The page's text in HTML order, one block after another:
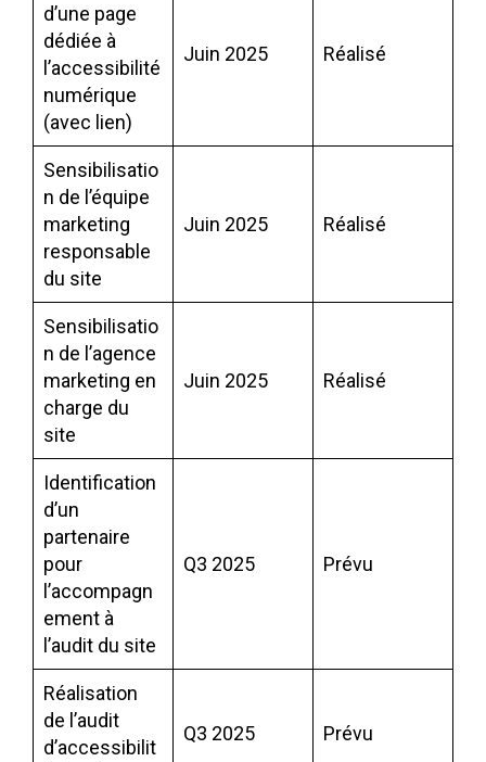
d’une page
dédiée à
l’accessibilité
numérique
(avec lien)
Juin 2025 Réalisé
Sensibilisatio
n de l’équipe
marketing
responsable
du site
Juin 2025 Réalisé
Sensibilisatio
n de l’agence
marketing en
charge du
site
Juin 2025 Réalisé
Identification
d’un
partenaire
pour
l’accompagn
ement à
l’audit du site
Q3 2025 Prévu
Réalisation
de l’audit
d’accessibilit
Q3 2025 Prévu